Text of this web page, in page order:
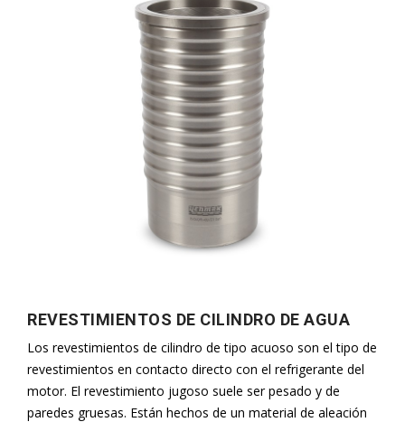
REVESTIMIENTOS DE CILINDRO DE AGUA
Los revestimientos de cilindro de tipo acuoso son el tipo de
revestimientos en contacto directo con el refrigerante del
motor. El revestimiento jugoso suele ser pesado y de
paredes gruesas. Están hechos de un material de aleación